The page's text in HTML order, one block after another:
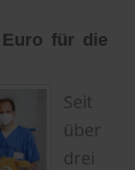
für die
Seit
über
drei